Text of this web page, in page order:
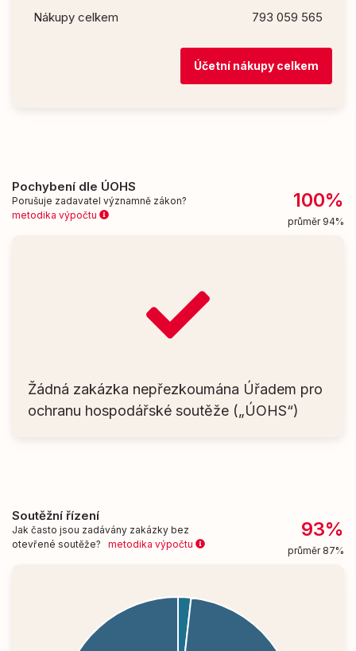
Nákupy celkem 793 059 565
Účetní nákupy celkem
Pochybení dle ÚOHS
Porušuje zadavatel významně zákon?
metodika výpočtu
100%
průměr 94%
Žádná zakázka nepřezkoumána Úřadem pro
ochranu hospodářské soutěže („ÚOHS“)
Soutěžní řízení
Jak často jsou zadávány zakázky bez
otevřené soutěže? metodika výpočtu
93%
průměr 87%